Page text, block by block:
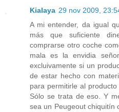
Kialaya 29 nov 2009,
A mi entender, da igual
más que suficiente
comprarse otro coche
mala es la envidia
excluivamente si un
de estar hecho con
para permitirle al
Sólo se trata de eso. Y
sea un Peugeout chiquitín